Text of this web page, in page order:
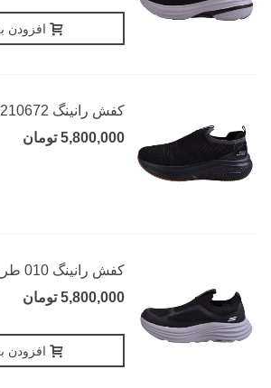
افزودن
کفش رانینگ 210672 طرح Skechers
5,800,000 تومان
کفش رانینگ 010 طرح Skechers
5,800,000 تومان
افزودن